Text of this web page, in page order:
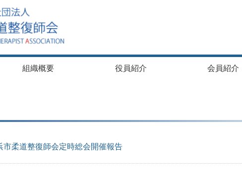
組織概要 役員紹介 会員紹介
市柔道整復師会定時総会開催報告